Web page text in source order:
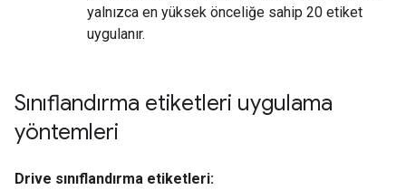
yalnızca en yüksek önceliğe sahip 20 etiket
uygulanır.
Sınıflandırma etiketleri uygulama
yöntemleri
Drive sınıflandırma etiketleri: